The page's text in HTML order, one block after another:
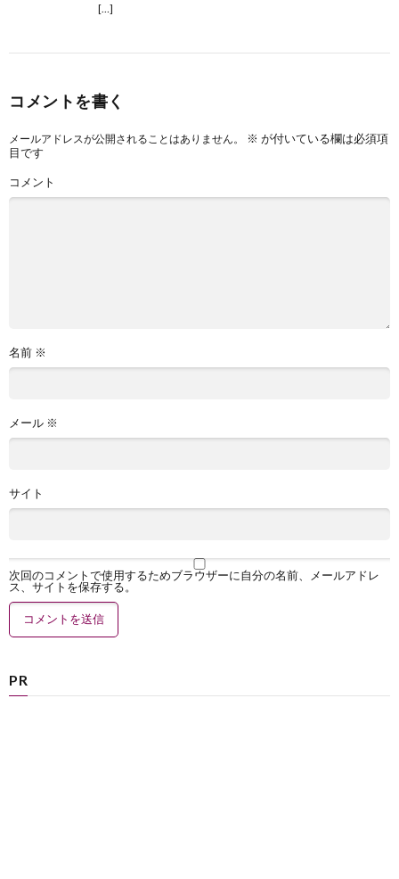
[…]
コメントを書く
メールアドレスが公開されることはありません。 ※ が付いている欄は必須項
目です
コメント
名前 ※
メール ※
サイト
次回のコメントで使用するためブラウザーに自分の名前、メールアドレ
ス、サイトを保存する。
PR